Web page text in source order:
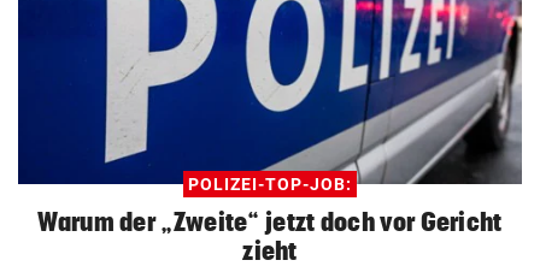
POLIZEI-TOP-JOB:
Warum der „Zweite“ jetzt doch vor Gericht
zieht